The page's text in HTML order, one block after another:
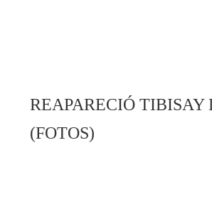
REAPARECIÓ TIBISAY
(FOTOS)